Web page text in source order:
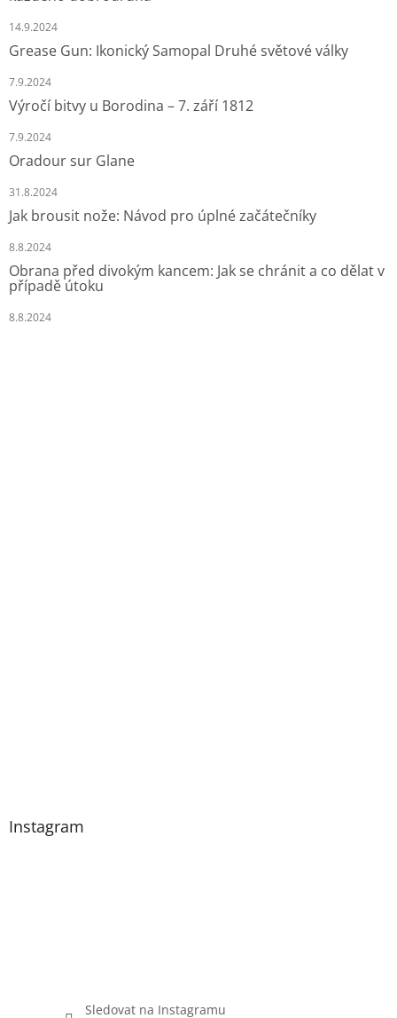
14.9.2024
Grease Gun: Ikonický Samopal Druhé světové války
7.9.2024
Výročí bitvy u Borodina – 7. září 1812
7.9.2024
Oradour sur Glane
31.8.2024
Jak brousit nože: Návod pro úplné začátečníky
8.8.2024
Obrana před divokým kancem: Jak se chránit a co dělat v
případě útoku
8.8.2024
Instagram
Sledovat na Instagramu